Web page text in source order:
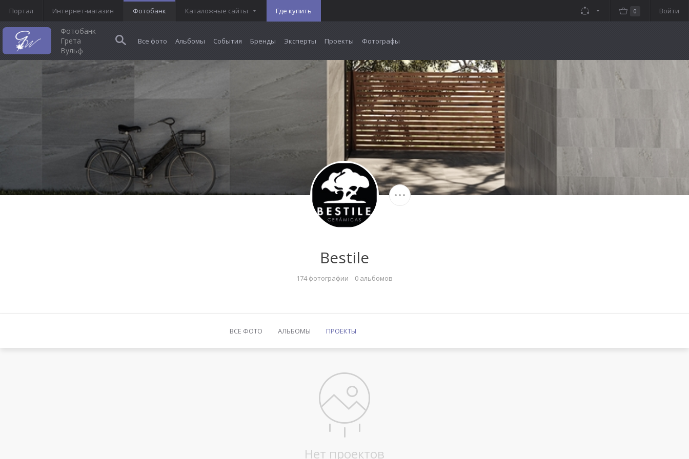
Портал Интернет-магазин Фотобанк Каталожные сайты Где купить Войти
0
Фотобанк
Грета
Вульф
Все фото Альбомы События Бренды Эксперты Проекты Фотографы
Bestile
174 фотографии 0 альбомов
ВСЕ ФОТО АЛЬБОМЫ ПРОЕКТЫ
Нет проектов